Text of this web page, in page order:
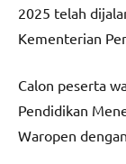
2025 telah
Kementerian
Calon peserta
Pendidikan
Waropen